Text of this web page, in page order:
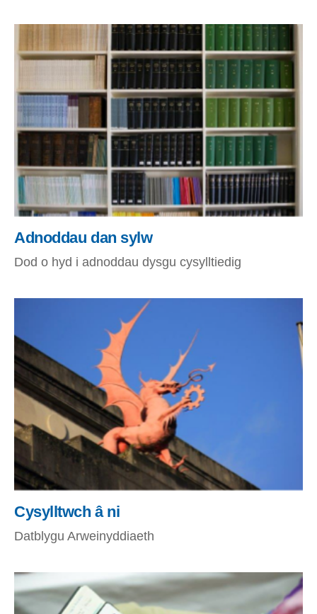
Adnoddau dan sylw
Dod o hyd i adnoddau dysgu cysylltiedig
Cysylltwch â ni
Datblygu Arweinyddiaeth